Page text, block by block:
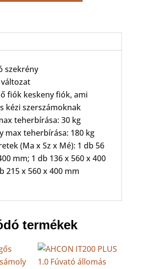
szekrény
fiók keskeny fiók, ami
kézi szerszámoknak
teherbírása: 30 kg
max teherbírása: 180 kg
(Ma x Sz x Mé): 1 db 56
mm; 1 db 136 x 560 x 400
215 x 560 x 400 mm
termékek